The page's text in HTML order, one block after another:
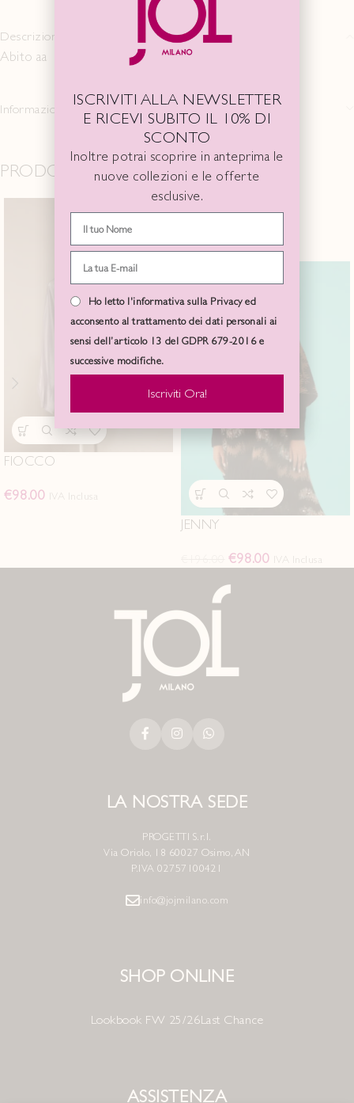
Descrizione
Abito aa
Informazioni aggiuntive
PRODOTTI CORRELATI
FIOCCO
€98.00
-50%
OUT
JENNY
€98.00
LA NOSTRA SEDE
PROGETTI S.r.l.
Via Oriolo, 18 60027 Osimo, AN
P.IVA 02757100421
info@jojmilano.com
SHOP ONLINE
Lookbook FW 25/26Last Chance
ASSISTENZA
ISCRIVITI ALLA NEWSLETTER
E RICEVI SUBITO IL 10% DI
SCONTO
Inoltre potrai scoprire in anteprima le
nuove collezioni e le offerte
esclusive.
Ho letto l'informativa sulla Privacy ed
acconsento al trattamento dei dati personali ai
sensi dell’articolo 13 del GDPR 679-2016 e
successive modifiche.
Iscriviti Ora!